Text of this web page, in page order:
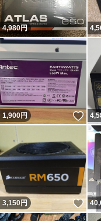
4,980円
1,900円 い
3,150円 い